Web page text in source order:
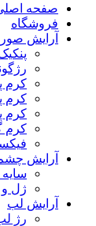
صفحه
فروشگاه
آرایش
کرم
کرم
کرم
کرم
آرایش
ژل و
آرایش لب
رژ